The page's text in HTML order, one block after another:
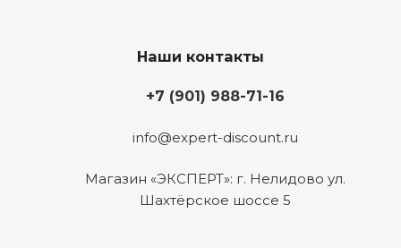
Наши контакты
+7 (901) 988-71-16
info@expert-discount.ru
Магазин «ЭКСПЕРТ»: г. Нелидово ул.
Шахтёрское шоссе 5